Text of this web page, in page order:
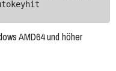
AMD64 und höher